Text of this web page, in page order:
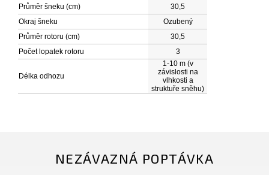
Průměr šneku (cm)
30,5
Okraj šneku
Ozubený
Průměr rotoru (cm)
30,5
Počet lopatek rotoru
3
Délka odhozu
1-10 m (v
závislosti na
vlhkosti a
struktuře sněhu)
NEZÁVAZNÁ POPTÁVKA